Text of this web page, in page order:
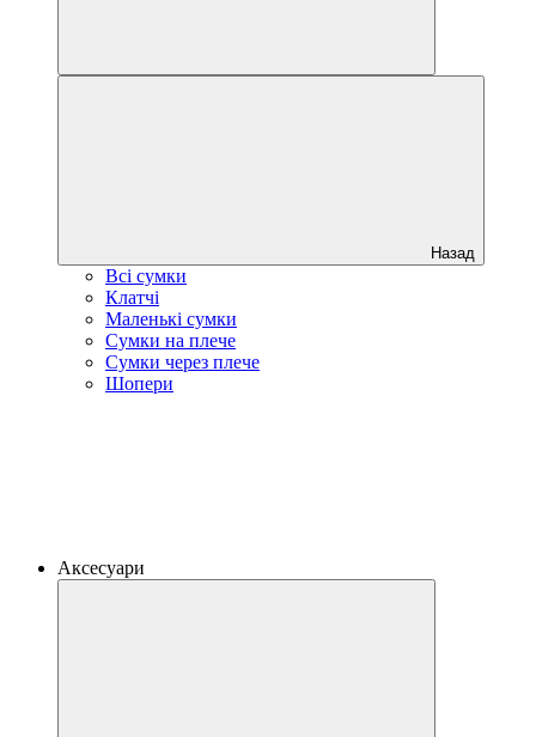
Назад
Всі сумки
Клатчі
Маленькі сумки
Сумки на плече
Сумки через плече
Шопери
Аксесуари